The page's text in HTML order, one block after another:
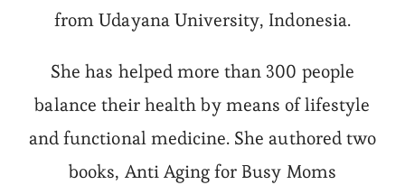
from Udayana University, Indonesia.
She has helped more than 300 people
balance their health by means of lifestyle
and functional medicine. She authored two
books, Anti Aging for Busy Moms